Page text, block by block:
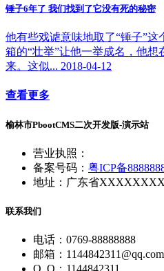
锤子6年了 我们找到了它没有死的秘密
他有些戏谑意味地取了“锤子”
箱的“壮举”让他一举成名，他
来。这似... 2018-04-12
查看更多
榆林市PbootCMS二次开发版-演示站
营业执照：
备案号码： 粤ICP备
地址：广东省
联系我们
电话：0769-88888888
邮箱：1144842311@qq.com
Q Q：1144842311